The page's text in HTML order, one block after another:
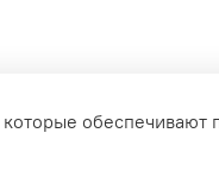
обеспечивают